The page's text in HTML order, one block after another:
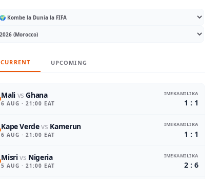
CURRENT UPCOMING
Mali vsGhana
6 AUG · 21:00 EAT
IMEKAMILIKA
1 : 1
Kape Verdevs Kamerun
6 AUG · 21:00 EAT
IMEKAMILIKA
1 : 1
Misrivs Nigeria
5 AUG · 21:00 EAT
IMEKAMILIKA
2 : 6